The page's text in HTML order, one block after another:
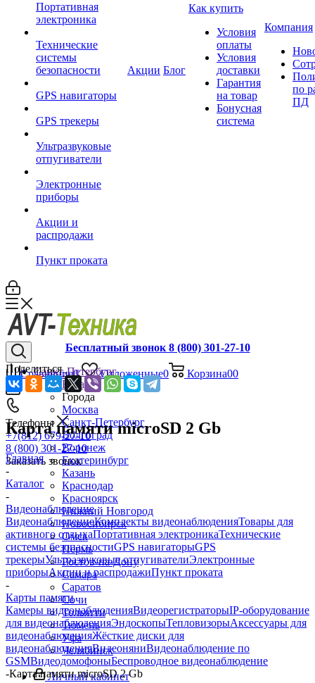
Портативная
электроника
Технические
системы
безопасности
GPS навигаторы
GPS трекеры
Ультразвуковые
отпугиватели
Электронные
приборы
Акции и
распродажи
Пункт проката
Акции Блог
Как купить
Условия
оплаты
Условия
доставки
Гарантия
на товар
Бонусная
система
Компания
по
ПД
Сравнение0 Отложенные0 Корзина00
Телефоны
+7(812) 679-27-10
8 (800) 301-27-10
Заказать звонок
Бесплатный звонок 8 (800) 301-27-10
Санкт-Петербург
Назад
Города
Москва
Санкт-Петербург
Волгоград
Воронеж
Екатеринбург
Казань
Краснодар
Красноярск
Нижний Новгород
Новосибирск
Омск
Пермь
Ростов-на-Дону
Самара
Саратов
Сочи
Тольятти
Тюмень
Уфа
Челябинск
Личный кабинет
Поделиться
Карта памяти microSD 2 Gb
Главная
-
Каталог
-
Видеонаблюдение
ВидеонаблюдениеКомплекты видеонаблюденияТовары для
активного отдыхаПортативная электроникаТехнические
системы безопасностиGPS навигаторыGPS
трекерыУльтразвуковые отпугивателиЭлектронные
приборыАкции и распродажиПункт проката
-
Карты памяти
Камеры видеонаблюденияВидеорегистраторыIP-оборудование
для видеонаблюденияЭндоскопыТепловизорыАксессуары для
видеонаблюденияЖёсткие диски для
видеонаблюденияВидеоняниВидеонаблюдение по
GSMВидеодомофоныБеспроводное видеонаблюдение
-Карта памяти microSD 2 Gb